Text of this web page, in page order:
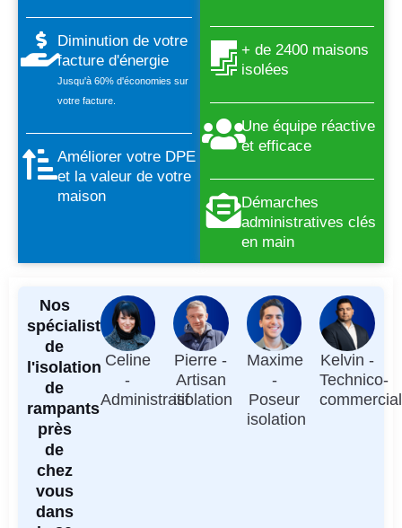
Diminution de votre
facture d'énergie
Jusqu'à 60% d'économies sur
votre facture.
Améliorer votre DPE
et la valeur de votre
maison
+ de 2400 maisons
isolées
Une équipe réactive
et efficace
Démarches
administratives clés
en main
Nos
spécialistes
de
l'isolation
de
rampants
près
de
chez
vous
dans
Celine
-
Administratif
Pierre -
Artisan
isolation
Maxime
-
Poseur
isolation
Kelvin -
Technico-
commercial